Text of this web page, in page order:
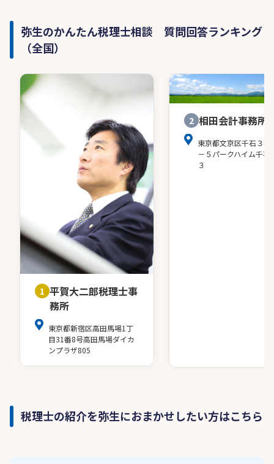
弥生のかんたん税理士相談 質問回答ランキング
（全国）
1 平賀大二郎税理士事
務所
東京都新宿区高田馬場1丁
目31番8号高田馬場ダイカ
ンプラザ805
2 相田会計事務所
東京都文京区千石３－
－５パークハイム千石
３
税理士の紹介を弥生におまかせしたい方はこちら